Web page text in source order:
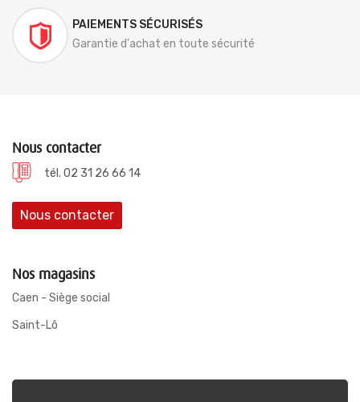
PAIEMENTS SÉCURISÉS
Garantie d'achat en toute sécurité
Nous contacter
tél. 02 31 26 66 14
Nous contacter
Nos magasins
Caen - Siège social
Saint-Lô